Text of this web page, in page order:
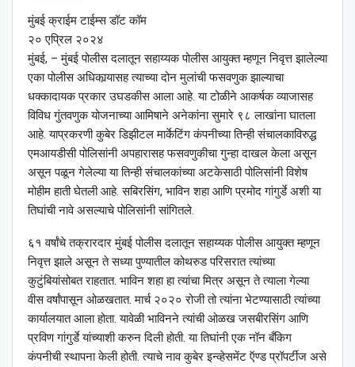
मुंबई क्राईम टाईम्स डॉट कॉम
२० एप्रिल २०२४
मुंबई, – मुंबई पोलीस दलातून सहाय्यक पोलीस आयुक्त म्हणून निवृत्त झालेल्या
एका पोलीस अधिकार्‍यासह त्याच्या दोन मुलांची फसवणुक झाल्याचा
धक्कादायक प्रकार उघडकीस आला आहे. या टोळीने आकर्षक व्याजासह
विविध गुंतवणुक योजनाच्या आमिषाने अनेकांना सुमारे ९८ लाखांना घातला
आहे. याप्रकरणी कुबेर डिझीटल मार्केटिंग कंपनीच्या तिन्ही संचालकाविरुद्ध
एमआयडीसी पोलिसांनी अपहारासह फसवणुकीचा गुन्हा दाखल केला असून
असून पळून गेलेल्या या तिन्ही संचालकांच्या अटकेसाठी पोलिसांनी विशेष
मोहीम हाती घेतली आहे. सबिरसिंग, भाविन शहा आणि प्रमोद गांगुर्डे अशी या
तिघांची नावे असल्याचे पोलिसांनी सांगितले.
६१ वर्षांचे तक्रारदार मुंबई पोलीस दलातून सहाय्यक पोलीस आयुक्त म्हणून
निवृत्त झाले असून ते सध्या पुण्यातील कोथरुड परिसरात त्यांच्या
कुटुंबियांसोबत राहतात. भाविन शहा हा त्यांचा मित्र असून ते त्याला गेल्या
वीस वर्षांपासून ओळखतात. मार्च २०२० रोजी तो त्यांना भेटण्यासाठी त्यांच्या
कार्यालयात आला होता. यावेळी भाविनने त्यांची ओळख जसबीरसिंग आणि
प्रविण गांगुर्डे यांच्याशी करुन दिली होती. या तिघांनी एक नॉन बँकिग
कंपनीची स्थापना केली होती. त्याचे नाव कुबेर इन्व्हेसमेंट ऍण्ड प्रॉपर्टीज असे